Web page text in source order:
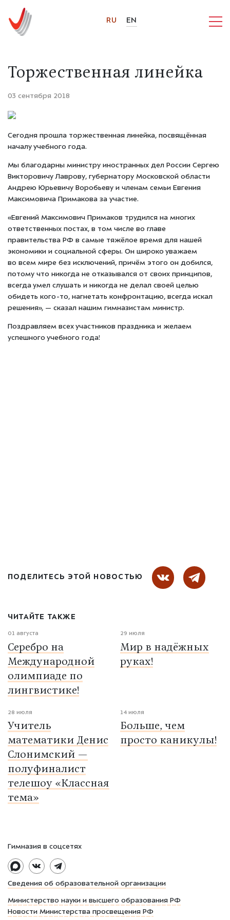
RU EN
Торжественная линейка
03 сентября 2018
Сегодня прошла торжественная линейка, посвящённая
началу учебного года.
Мы благодарны министру иностранных дел России Сергею
Викторовичу Лаврову, губернатору Московской области
Андрею Юрьевичу Воробьеву и членам семьи Евгения
Максимовича Примакова за участие.
«Евгений Максимович Примаков трудился на многих
ответственных постах, в том числе во главе
правительства РФ в самые тяжёлое время для нашей
экономики и социальной сферы. Он широко уважаем
во всем мире без исключений, причём этого он добился,
потому что никогда не отказывался от своих принципов,
всегда умел слушать и никогда не делал своей целью
обидеть кого-то, нагнетать конфронтацию, всегда искал
решения», — сказал нашим гимназистам министр.
Поздравляем всех участников праздника и желаем
успешного учебного года!
ПОДЕЛИТЕСЬ ЭТОЙ НОВОСТЬЮ
ЧИТАЙТЕ ТАКЖЕ
01 августа
Серебро на
Международной
олимпиаде по
лингвистике!
29 июля
Мир в надёжных
руках!
28 июля
Учитель
математики Денис
Слонимский —
полуфиналист
телешоу «Классная
тема»
14 июля
Больше, чем
просто каникулы!
Сведения об образовательной организации
Министерство науки и высшего образования РФ
Новости Министерства просвещения РФ
Гимназия в соцсетях